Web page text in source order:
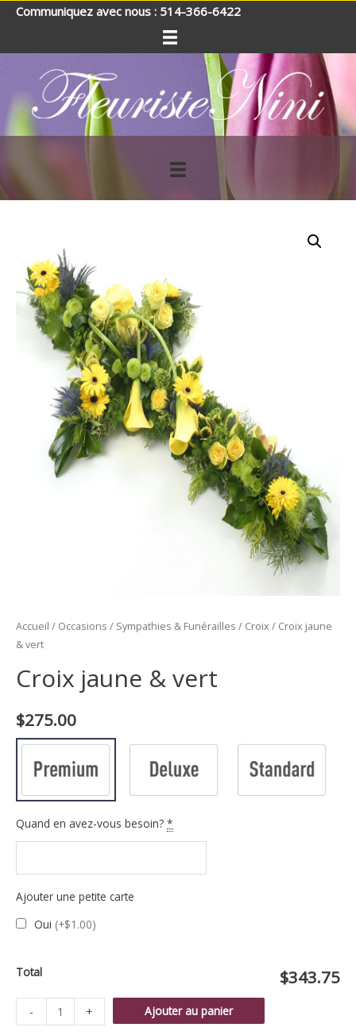
Communiquez avec nous : 514-366-6422
Accueil / Occasions / Sympathies & Funérailles / Croix / Croix jaune
& vert
Croix jaune & vert
$275.00
Quand en avez-vous besoin? *
Ajouter une petite carte
Oui (+$1.00)
Total $343.75
-
de
+ Ajouter au panier